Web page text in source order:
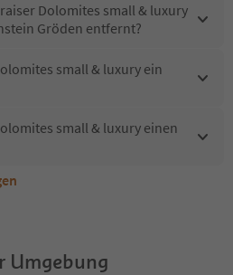
Dolomites small & luxury
Gröden entfernt?
small & luxury ein
small & luxury einen
Residence Soraiser
Soraiser Dolomites
Soraiser Dolomites
Umgebung